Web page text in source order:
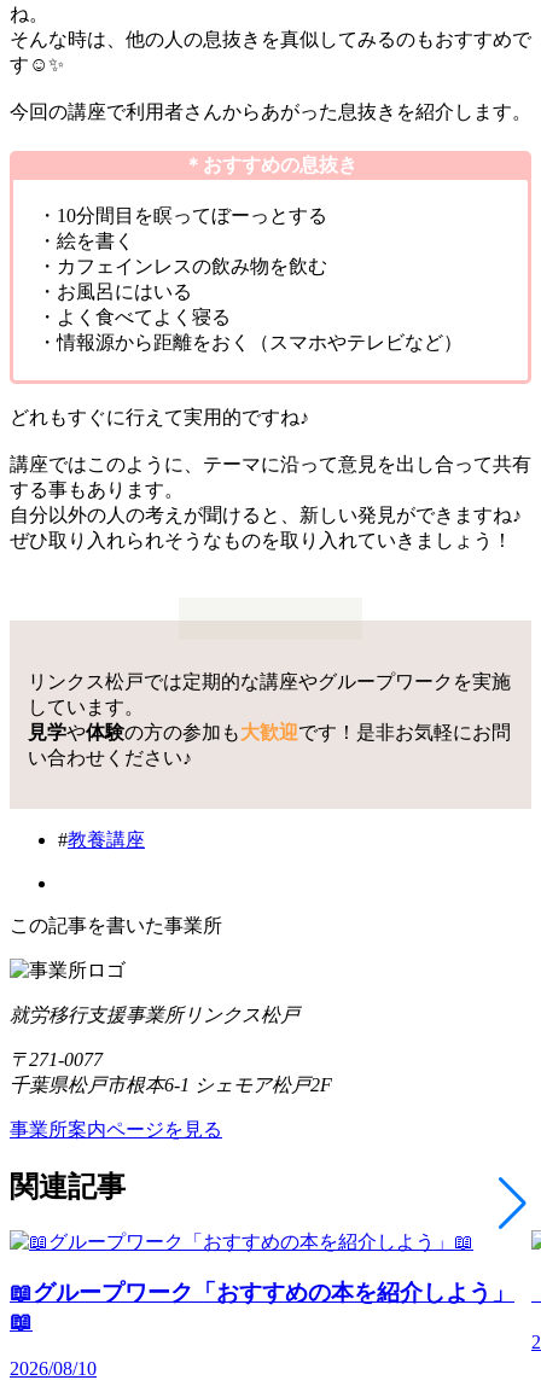
ね。
そんな時は、他の人の息抜きを真似してみるのもおすすめで
す☺️✨️
今回の講座で利用者さんからあがった息抜きを紹介します。
＊おすすめの息抜き
・10分間目を瞑ってぼーっとする
・絵を書く
・カフェインレスの飲み物を飲む
・お風呂にはいる
・よく食べてよく寝る
・情報源から距離をおく（スマホやテレビなど）
どれもすぐに行えて実用的ですね♪
講座ではこのように、テーマに沿って意見を出し合って共有
する事もあります。
自分以外の人の考えが聞けると、新しい発見ができますね♪
ぜひ取り入れられそうなものを取り入れていきましょう！
リンクス松戸では定期的な講座やグループワークを実施
しています。
見学や体験の方の参加も大歓迎です！是非お気軽にお問
い合わせください♪
#教養講座
この記事を書いた事業所
就労移行支援事業所リンクス松戸
〒271-0077
千葉県松戸市根本6-1 シェモア松戸2F
事業所案内ページを見る
関連記事
📖グループワーク「おすすめの本を紹介しよう」
📖
2026/08/10